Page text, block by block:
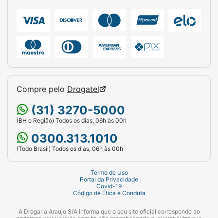
mire com cuidado e aperte o gatilho para
Dica de segurança:
crianças a nunca apontarem ou dispararem os
dardos na direção do rosto ou dos olhos de
outras pessoas ou animais.
Linha: Supershot
Modelo:Space Gun
Produto:Lançador de Dardos Infantil
Idade Recomendada:Crianças acima de 3
anos (+3 Anos)
Conteúdo da Embalagem: 1 Lançador
Compre pelo Drogatel
(31) 3270-5000
(BH e Região) Todos os dias, 06h às 00h
0300.313.1010
(Todo Brasil) Todos os dias, 06h às 00h
Termo de Uso
Portal da Privacidade
Covid-19
Código de Ética e Conduta
A Drogaria Araujo S/A informa que o seu site oficial corresponde ao